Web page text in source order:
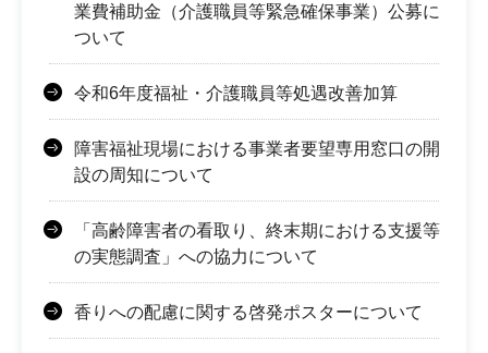
業費補助金（介護職員等緊急確保事業）公募に
ついて
令和6年度福祉・介護職員等処遇改善加算
障害福祉現場における事業者要望専用窓口の開
設の周知について
「高齢障害者の看取り、終末期における支援等
の実態調査」への協力について
香りへの配慮に関する啓発ポスターについて